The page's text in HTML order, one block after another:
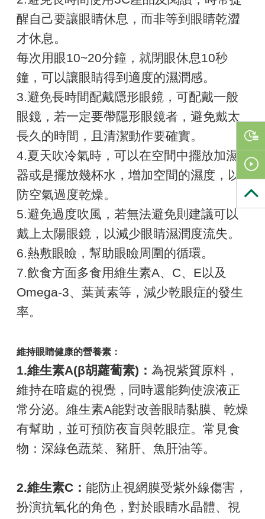
醒自己要讓眼睛休息，而非等到眼睛乾澀
才休息。
每次用眼10~20分鐘，就閉眼休息10秒
鐘，可以讓眼睛得到適度的濕潤感。
3.避免長時間配戴隱形眼鏡，可配戴一般
眼鏡，若一定要帶隱形眼鏡者，避免戴太
長久的時間，且清潔動作要確實。
4.夏天吹冷氣時，可以在空間中擺放加濕
器或是擺放幾杯水，增加空間的濕度，以
防空氣過度乾燥。
5.避免過度吹風，若無法避免則建議可以
戴上太陽眼鏡，以減少眼睛濕潤度流失。
6.熱敷眼瞼，幫助眼瞼周圍的循環。
7.飲食方面多食用維生素A、C、E以及
Omega-3、葉黃素等，減少乾眼症的發生
率。
維持眼睛健康的營養素：
1.維生素A(β胡蘿蔔素)： 為視紫質原料，
維持在暗處的視覺，同時還能夠使淚液正
常分泌。維生素A能對改善眼睛黏膜、乾燥
有幫助，並可預防夜盲與乾眼症。常見食
物：深綠色蔬菜、豬肝、魚肝油等。
2.維生素C： 能防止視網膜受紫外線傷害，
扮演抗氧化的角色，對於眼睛水晶體、視